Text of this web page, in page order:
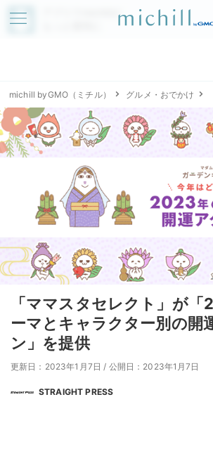
アプリでmichillが
michill byGMO（ミチル） グルメ・おでかけ
「ママスタセレクト」が
ーマとキャラクター別の開
ン」を提供
更新日：2023年1月7日 / 公開日：2023年1月7日
STRAIGHT PRESS